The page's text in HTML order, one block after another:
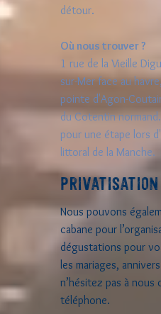
détour.
Où nous trouver ?
1 rue de la Vieille
sur-Mer face au
pointe d'Agon-
du Cotentin
pour une étape lors
littoral de la Manche.
PRIVATISATION
Nous pouvons
cabane pour
dégustations pour
les mariages,
n’hésitez pas à
téléphone.